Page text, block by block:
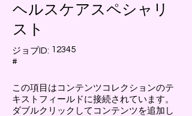
ヘルスケアスペシャリ
スト
ジョブID:
#
12345
この項目はコンテンツコレクションのテ
キストフィールドに接続されています。
ダブルクリックしてコンテンツを追加し